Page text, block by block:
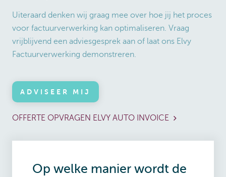
Uiteraard denken wij graag mee over hoe jij het proces
voor factuurverwerking kan optimaliseren. Vraag
vrijblijvend een adviesgesprek aan of laat ons Elvy
Factuurverwerking demonstreren.
ADVISEER MIJ
OFFERTE OPVRAGEN ELVY AUTO INVOICE
Op welke manier wordt de